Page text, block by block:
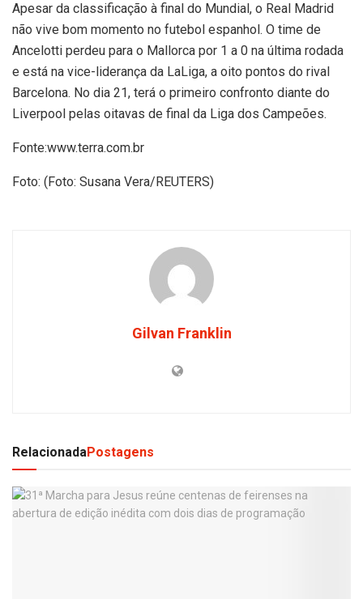
Apesar da classificação à final do Mundial, o Real Madrid
não vive bom momento no futebol espanhol. O time de
Ancelotti perdeu para o Mallorca por 1 a 0 na última rodada
e está na vice-liderança da LaLiga, a oito pontos do rival
Barcelona. No dia 21, terá o primeiro confronto diante do
Liverpool pelas oitavas de final da Liga dos Campeões.
Fonte:www.terra.com.br
Foto: (Foto: Susana Vera/REUTERS)
Gilvan Franklin
RelacionadaPostagens